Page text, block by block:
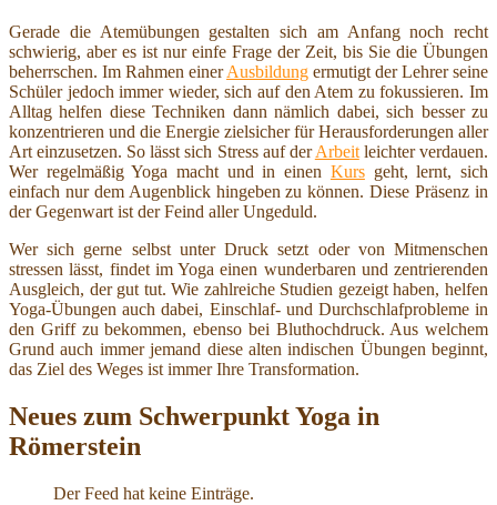
Gerade die Atemübungen gestalten sich am Anfang noch recht
schwierig, aber es ist nur einfe Frage der Zeit, bis Sie die Übungen
beherrschen. Im Rahmen einerAusbildung ermutigt der Lehrer seine
Schüler jedoch immer wieder, sich auf den Atem zu fokussieren. Im
Alltag helfen diese Techniken dann nämlich dabei, sich besser zu
konzentrieren und die Energie zielsicher für Herausforderungen aller
Art einzusetzen. So lässt sich Stress auf derArbeitleichter verdauen.
Wer regelmäßig Yoga macht und in einen Kursgeht, lernt, sich
einfach nur dem Augenblick hingeben zu können. Diese Präsenz in
der Gegenwart ist der Feind aller Ungeduld.
Wer sich gerne selbst unter Druck setzt oder von Mitmenschen
stressen lässt, findet im Yoga einen wunderbaren und zentrierenden
Ausgleich, der gut tut. Wie zahlreiche Studien gezeigt haben, helfen
Yoga-Übungen auch dabei, Einschlaf- und Durchschlafprobleme in
den Griff zu bekommen, ebenso bei Bluthochdruck. Aus welchem
Grund auch immer jemand diese alten indischen Übungen beginnt,
das Ziel des Weges ist immer Ihre Transformation.
Neues zum Schwerpunkt Yoga in
Römerstein
Der Feed hat keine Einträge.